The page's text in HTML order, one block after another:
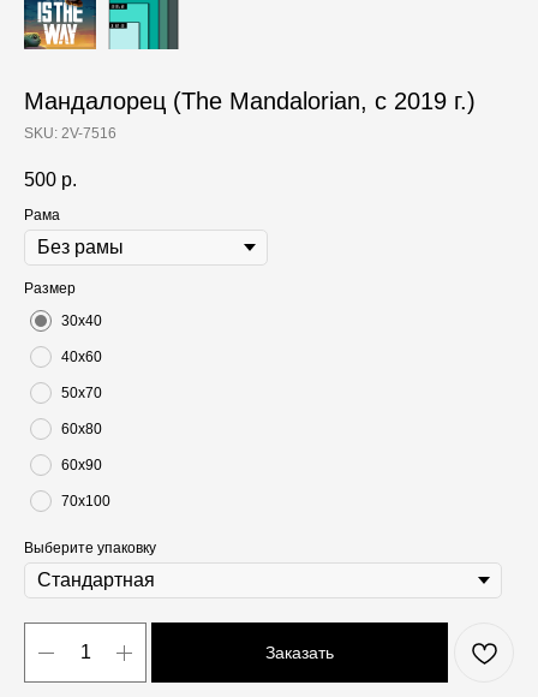
Мандалорец (The Mandalorian, с 2019 г.)
SKU: 2V-7516
500 р.
Рама
Размер
30х40
40х60
50х70
60х80
60х90
70х100
Выберите упаковку
Заказать